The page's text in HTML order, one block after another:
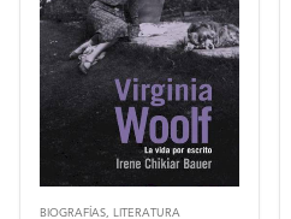
BIOGRAFÍAS, LITERATURA